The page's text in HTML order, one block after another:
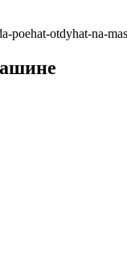
poehat-otdyhat-na-